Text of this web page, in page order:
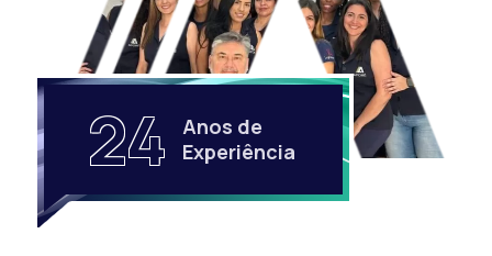
24
Anos de
Experiência